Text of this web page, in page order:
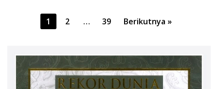
Paginasi
1 2 … 39 Berikutnya »